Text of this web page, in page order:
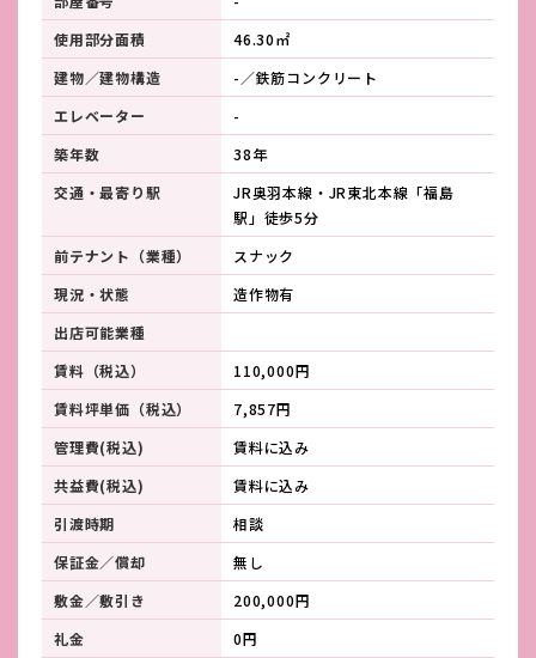
使用部分面積
46.30㎡
建物／建物構造
-／鉄筋コンクリート
エレベーター
-
築年数
38年
交通・最寄り駅
JR奥羽本線・JR東北本線「福島
駅」徒歩5分
前テナント（業種）
スナック
現況・状態
造作物有
出店可能業種
賃料（税込）
110,000円
賃料坪単価（税込）
7,857円
管理費(税込)
賃料に込み
共益費(税込)
賃料に込み
引渡時期
相談
保証金／償却
無し
敷金／敷引き
200,000円
礼金
0円